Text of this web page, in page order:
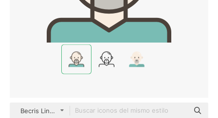
Becris Lineal color